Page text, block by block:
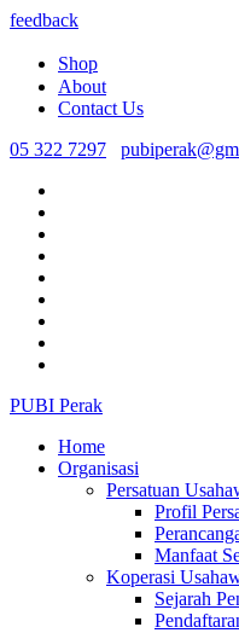
feedback
Shop
About
Contact Us
05 322 7297
PUBI Perak
Home
Organisasi
Persatuan
Profil
Manfaat
Koperasi
Sejarah